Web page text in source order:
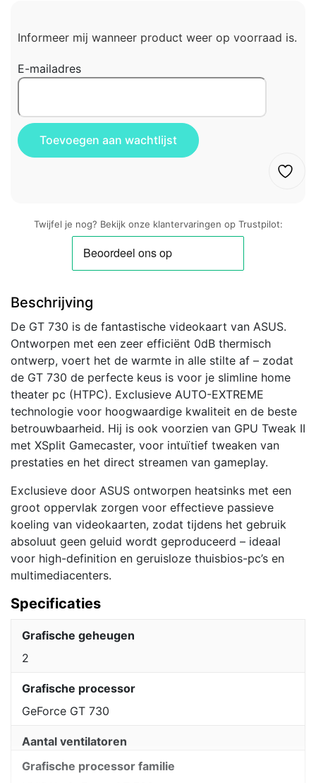
Informeer mij wanneer product weer op voorraad is.
E-mailadres
Twijfel je nog? Bekijk onze klantervaringen op Trustpilot:
Beschrijving
De GT 730 is de fantastische videokaart van ASUS.
Ontworpen met een zeer efficiënt 0dB thermisch
ontwerp, voert het de warmte in alle stilte af – zodat
de GT 730 de perfecte keus is voor je slimline home
theater pc (HTPC). Exclusieve AUTO-EXTREME
technologie voor hoogwaardige kwaliteit en de beste
betrouwbaarheid. Hij is ook voorzien van GPU Tweak II
met XSplit Gamecaster, voor intuïtief tweaken van
prestaties en het direct streamen van gameplay.
Exclusieve door ASUS ontworpen heatsinks met een
groot oppervlak zorgen voor effectieve passieve
koeling van videokaarten, zodat tijdens het gebruik
absoluut geen geluid wordt geproduceerd – ideaal
voor high-definition en geruisloze thuisbios-pc’s en
multimediacenters.
Specificaties
Grafische geheugen
2
Grafische processor
GeForce GT 730
Aantal ventilatoren
Grafische processor familie